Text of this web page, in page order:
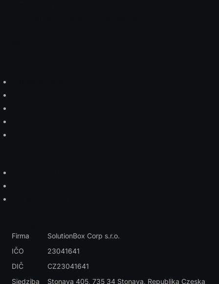
Firma
SolutionBox Corp s.r.o.
IČO
23041641
DIČ
CZ23041641
Siedziba
Stonava 405, 735 34 Stonava, Republika Czeska